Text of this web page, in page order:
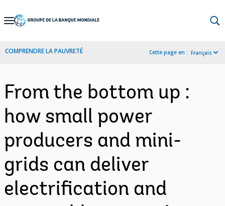
Skip
Navigation
COMPRENDRE LA PAUVRETÉ Cette page en : Français
From the bottom up :
how small power
producers and mini-
grids can deliver
electrification and